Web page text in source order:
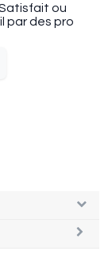
ou
par des pro